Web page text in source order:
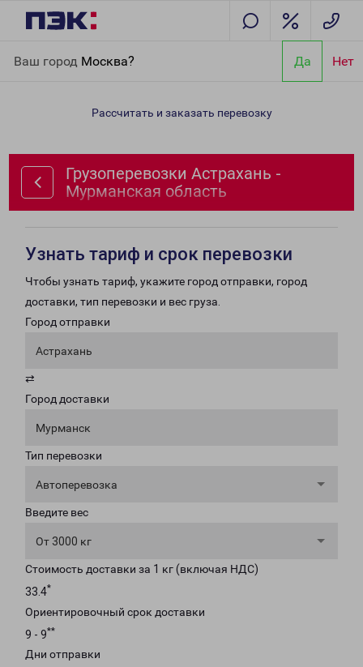
Ваш город Москва? Да Нет
Мурманская область
Рассчитать и заказать перевозку
Грузоперевозки Астрахань -
Мурманская область
Узнать тариф и срок перевозки
Чтобы узнать тариф, укажите город отправки, город
доставки, тип перевозки и вес груза.
Город отправки
Астрахань
⇄
Город доставки
Мурманск
Тип перевозки
Автоперевозка
Введите вес
От 3000 кг
Стоимость доставки за 1 кг (включая НДС)
33.4*
Ориентировочный срок доставки
9 - 9**
Дни отправки